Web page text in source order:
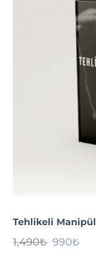
Tehlikeli
1,490₺ Orijinal
990₺